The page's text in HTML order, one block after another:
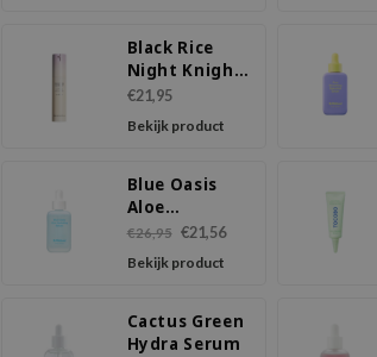
Black Rice
Night Knight
Retinol
Serum
€21,95
Bekijk product
Blue Oasis
Aloe
Hydrating
Serum
€26,95 €21,56
Bekijk product
Cactus Green
Hydra Serum